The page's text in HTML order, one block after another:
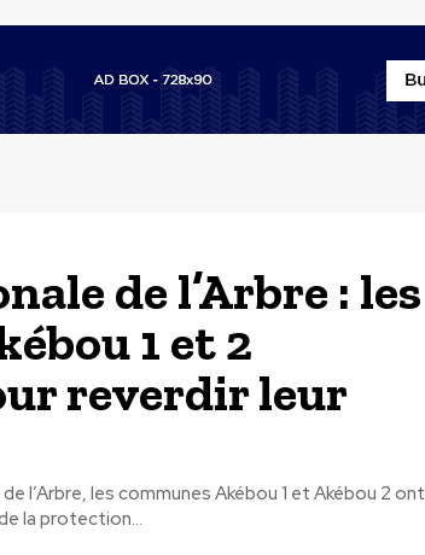
de l’Arbre : les
1 et 2
reverdir leur
l’Arbre, les communes Akébou 1 et Akébou 2 ont
la protection...